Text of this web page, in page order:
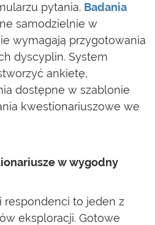
pytania. Badania
samodzielnie w
wymagają przygotowania
dyscyplin. System
ankietę,
dostępne w szablonie
kwestionariuszowe we
w wygodny
respondenci to jeden z
eksploracji. Gotowe